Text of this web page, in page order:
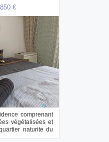
€
comprenant
végétalisées et
naturite du